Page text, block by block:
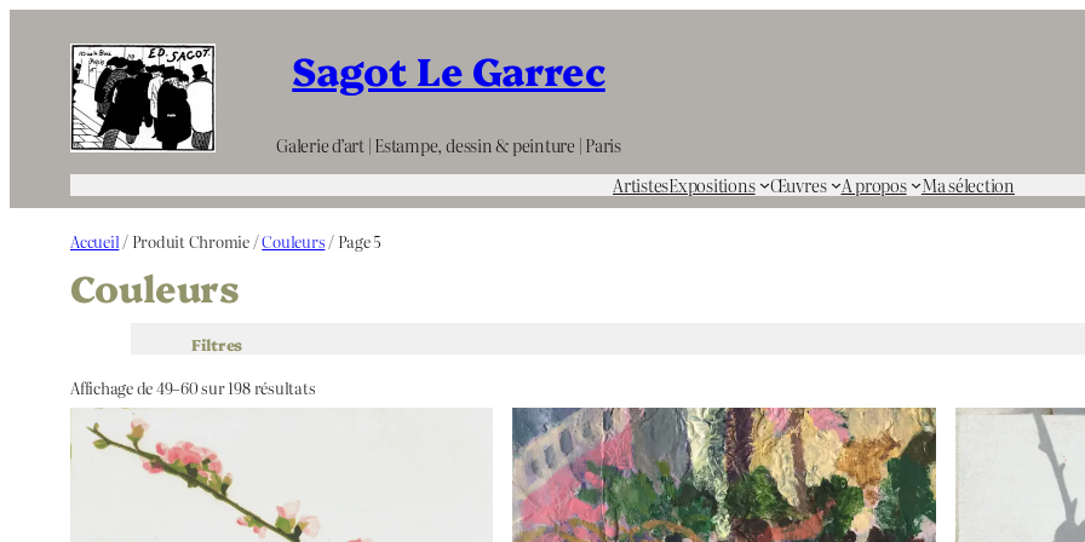
contenu
Sagot Le Garrec
Galerie d’art | Estampe, dessin & peinture | Paris
ArtistesExpositions Œuvres A propos Ma sélection
Accueil / Produit Chromie /Couleurs / Page 5
Couleurs
Filtres
Affichage de 49–60 sur 198 résultats